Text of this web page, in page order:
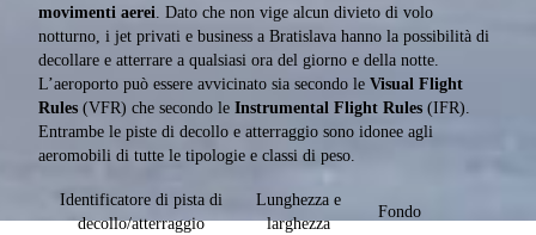
movimenti aerei. Dato che non vige alcun divieto di volo
notturno, i jet privati e business a Bratislava hanno la possibilità di
decollare e atterrare a qualsiasi ora del giorno e della notte.
L’aeroporto può essere avvicinato sia secondo le Visual Flight
Rules (VFR) che secondo le Instrumental Flight Rules (IFR).
Entrambe le piste di decollo e atterraggio sono idonee agli
aeromobili di tutte le tipologie e classi di peso.
Identificatore di pista di
decollo/atterraggio
Lunghezza e
larghezza
Fondo